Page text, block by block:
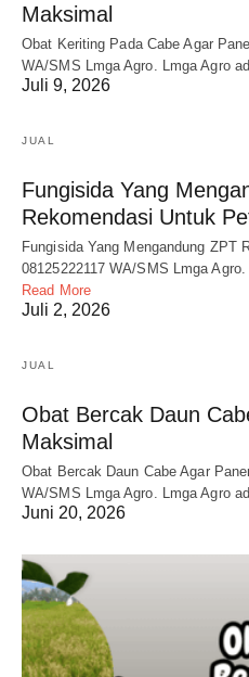
Maksimal
Obat Keriting Pada Cabe Agar
WA/SMS Lmga Agro. Lmga Agro
Juli 9, 2026
JUAL
Fungisida Yang
Rekomendasi Untuk
Fungisida Yang Mengandung ZPT
08125222117 WA/SMS Lmga
Read More
Juli 2, 2026
JUAL
Obat Bercak Daun
Maksimal
Obat Bercak Daun Cabe Agar
WA/SMS Lmga Agro. Lmga Agro
Juni 20, 2026